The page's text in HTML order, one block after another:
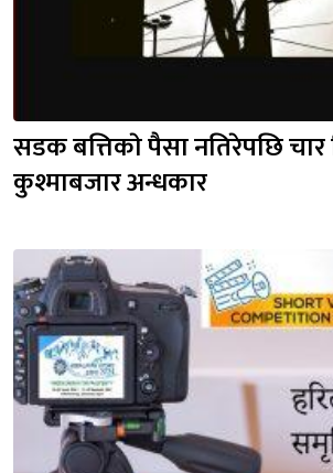
सडक बत्तिकाे पैसा नतिरेपछि
कुश्माबजार अन्धकार